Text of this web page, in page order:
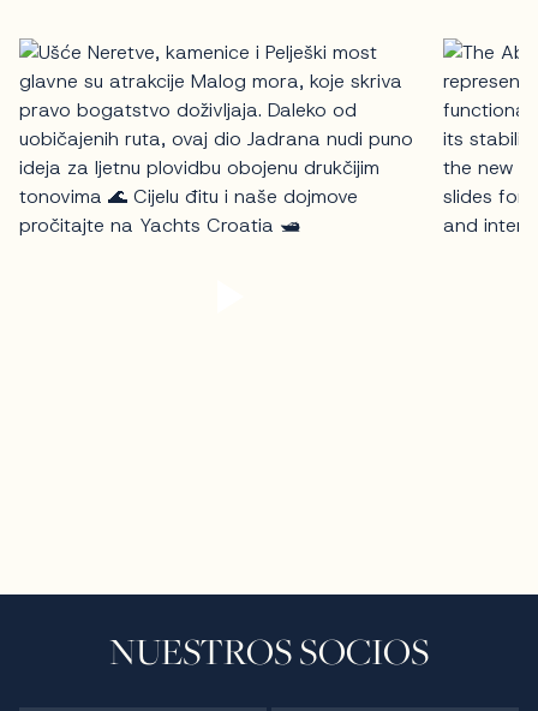
NUESTROS SOCIOS